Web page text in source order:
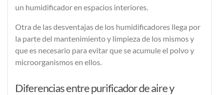
un humidificador en espacios interiores.
Otra de las desventajas de los humidificadores llega por
la parte del mantenimiento y limpieza de los mismos y
que es necesario para evitar que se acumule el polvo y
microorganismos en ellos.
Diferencias entre purificador de aire y